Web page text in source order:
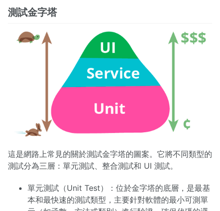
測試金字塔
這是網路上常見的關於測試金字塔的圖案。它將不同類型的
測試分為三層：單元測試、整合測試和 UI 測試。
單元測試（Unit Test）：位於金字塔的底層，是最基
本和最快速的測試類型，主要針對軟體的最小可測單